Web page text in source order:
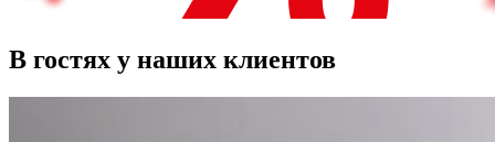
В гостях у наших клиентов